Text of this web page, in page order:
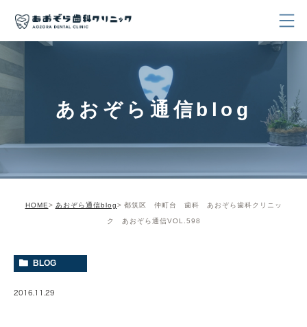
あおぞら通信blog
HOME あおぞら通信blog 都筑区 仲町台 歯科 あおぞら歯科クリニッ
ク あおぞら通信VOL.598
BLOG
2016.11.29